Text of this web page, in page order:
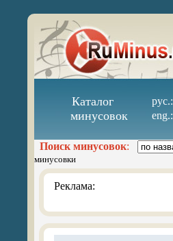
Каталог
минусовок
рус.:
eng.:
Поиск минусовок:
минусовки
Реклама: